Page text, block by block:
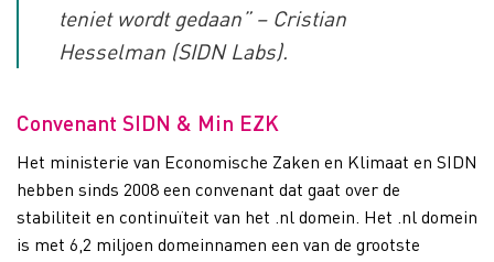
teniet wordt gedaan” – Cristian
Hesselman (SIDN Labs).
Convenant SIDN & Min EZK
Het ministerie van Economische Zaken en Klimaat en SIDN
hebben sinds 2008 een convenant dat gaat over de
stabiliteit en continuïteit van het .nl domein. Het .nl domein
is met 6,2 miljoen domeinnamen een van de grootste